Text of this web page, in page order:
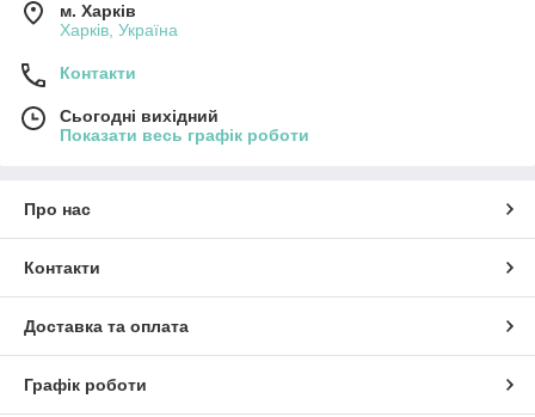
м. Харків
Харків, Україна
Контакти
Сьогодні вихідний
Показати весь графік роботи
Про нас
Контакти
Доставка та оплата
Графік роботи